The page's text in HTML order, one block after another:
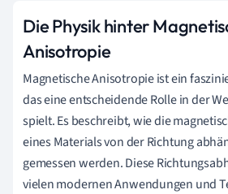
Die Physik hinter
Anisotropie
Magnetische Anisotropie ist ein
das eine entscheidende Rolle in der
spielt. Es beschreibt, wie die
eines Materials von der Richtung
gemessen werden. Diese
vielen modernen Anwendungen und